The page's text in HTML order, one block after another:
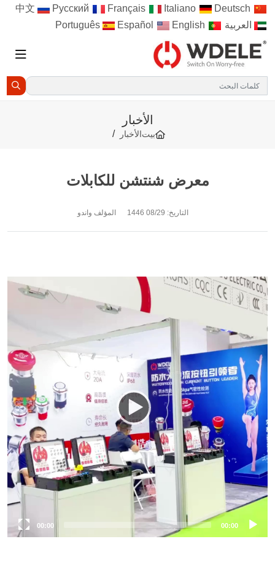
Русский Français Italiano
Deutsch
العربية
Español English
الأخبار
بيتالأخبار
معرض شنتشن للكابلات
التاريخ: 08/29 1446 المؤلف واندو
00:00
00:00